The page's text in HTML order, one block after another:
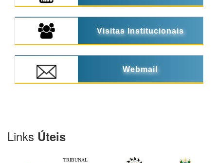
Visitas Institucionais
Webmail
Links Úteis
TRIBUNAL